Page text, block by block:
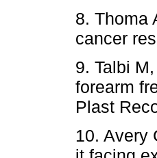
8. Thoma
cancer
9. Talbi
forearm
Plast
10. Avery